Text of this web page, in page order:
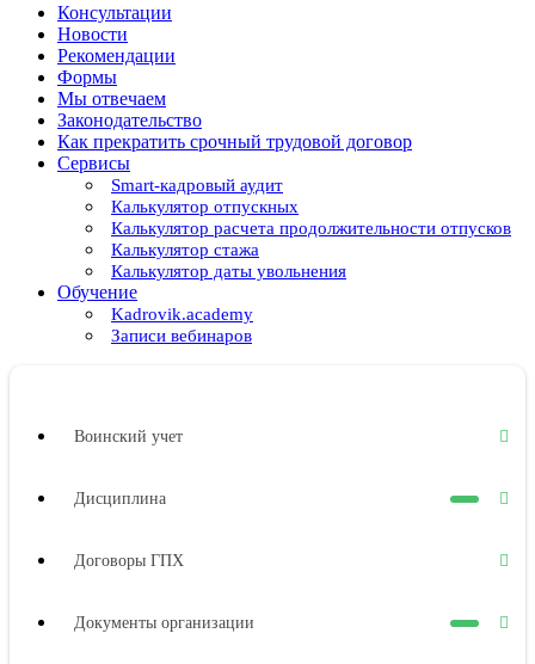
Консультации
Новости
Рекомендации
Формы
Мы отвечаем
Законодательство
Как прекратить срочный трудовой договор
Сервисы
Smart-кадровый аудит
Калькулятор отпускных
Калькулятор расчета продолжительности отпусков
Калькулятор стажа
Калькулятор даты увольнения
Обучение
Kadrovik.academy
Записи вебинаров
Воинский учет
Дисциплина
Договоры ГПХ
Документы организации